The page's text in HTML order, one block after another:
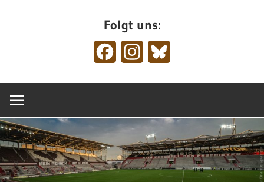
Folgt uns:
FacebookInstagram